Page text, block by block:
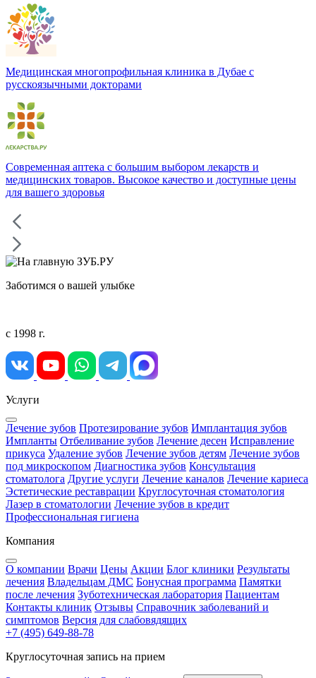
Медицинская многопрофильная клиника в Дубае с
русскоязычными докторами
Современная аптека с большим выбором лекарств и
медицинских товаров. Высокое качество и доступные цены
для вашего здоровья
Заботимся о вашей улыбке
с 1998 г.
Услуги
Лечение зубов Протезирование зубов Имплантация зубов
Импланты Отбеливание зубов Лечение десен Исправление
прикуса Удаление зубов Лечение зубов детям Лечение зубов
под микроскопом Диагностика зубов Консультация
стоматолога Другие услуги Лечение каналов Лечение кариеса
Эстетические реставрации Круглосуточная стоматология
Лазер в стоматологии Лечение зубов в кредит
Профессиональная гигиена
Компания
О компании Врачи Цены Акции Блог клиники Результаты
лечения Владельцам ДМС Бонусная программа Памятки
после лечения Зуботехническая лаборатория Пациентам
Контакты клиник Отзывы Справочник заболеваний и
симптомов Версия для слабовядящих
+7 (495) 649-88-78
Круглосуточная запись на прием